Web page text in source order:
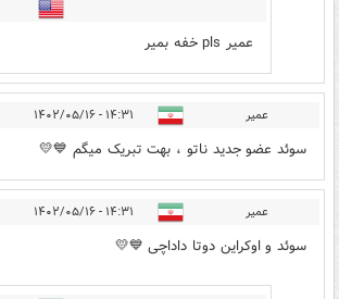
عمیر pls خفه بمیر
عمیر ۱۴:۳۱ - ۱۴۰۲/۰۵/۱۶
سوئد عضو جدید ناتو ، بهت تبریک میگم 💙💛
عمیر ۱۴:۳۱ - ۱۴۰۲/۰۵/۱۶
سوئد و اوکراین دوتا داداچی 💙💛